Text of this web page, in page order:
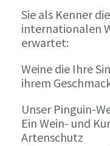
Sie als Kenner
internationalen
erwartet:
Weine die Ihre
ihrem
Unser Pinguin-
Ein Wein- und
Artenschutz